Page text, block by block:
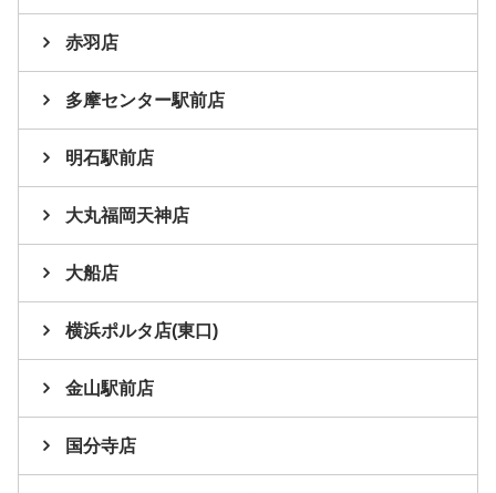
赤羽店
多摩センター駅前店
明石駅前店
大丸福岡天神店
大船店
横浜ポルタ店(東口)
金山駅前店
国分寺店